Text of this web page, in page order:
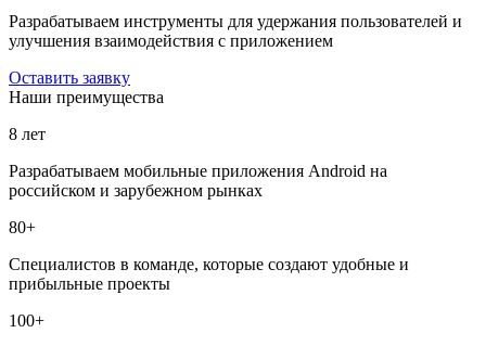
Разрабатываем инструменты для удержания пользователей и
улучшения взаимодействия с приложением
Оставить заявку
Наши преимущества
8 лет
Разрабатываем мобильные приложения Android на
российском и зарубежном рынках
80+
Специалистов в команде, которые создают удобные и
прибыльные проекты
100+